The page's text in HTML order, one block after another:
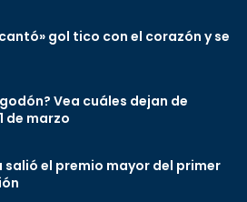
gol tico con el corazón y se
Vea cuáles dejan de
de marzo
salió el premio mayor del primer